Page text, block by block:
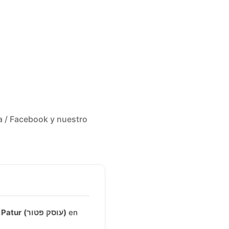
/ Facebook y nuestro
Osek Patur (עוסק פטור) en